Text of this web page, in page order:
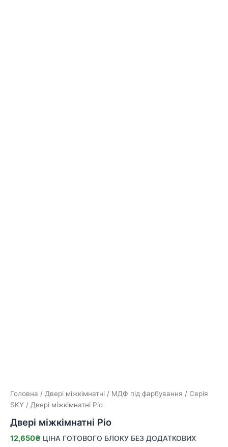
Головна / Двері міжкімнатні / МДФ під фарбування / Серія
SKY / Двері міжкімнатні Ріо
Двері міжкімнатні Ріо
12,650₴ ЦІНА ГОТОВОГО БЛОКУ БЕЗ ДОДАТКОВИХ